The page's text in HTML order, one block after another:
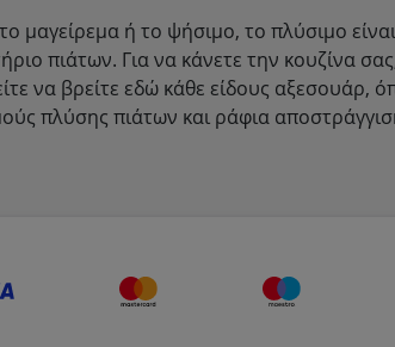
μαγείρεμα ή το ψήσιμο, το πλύσιμο
πιάτων. Για να κάνετε την κουζίνα
να βρείτε εδώ κάθε είδους αξεσουάρ,
πλύσης πιάτων και ράφια